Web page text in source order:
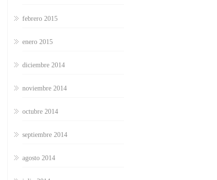
febrero 2015
enero 2015
diciembre 2014
noviembre 2014
octubre 2014
septiembre 2014
agosto 2014